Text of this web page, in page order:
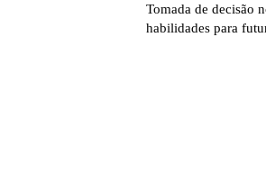
Tomada de decisão
habilidades para